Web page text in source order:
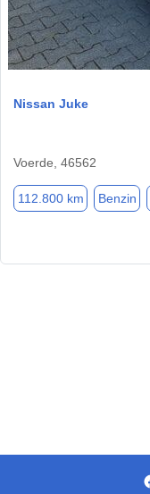
Nissan Juke
Voerde, 46562
112.800 km Benzin